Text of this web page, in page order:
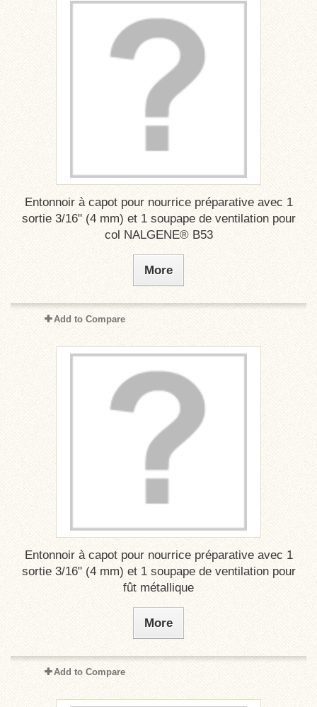
Entonnoir à capot pour nourrice préparative avec 1
sortie 3/16" (4 mm) et 1 soupape de ventilation pour
col NALGENE® B53
More
Add to Compare
Entonnoir à capot pour nourrice préparative avec 1
sortie 3/16" (4 mm) et 1 soupape de ventilation pour
fût métallique
More
Add to Compare